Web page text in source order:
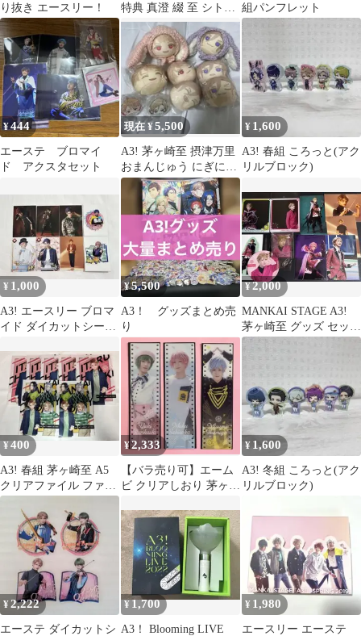
り抜き エースリー！
特典 真澄 綴 至 シトロ
ン 千景 春組
組パンフレット
¥444
エーステ ブロマイ
ド アクスタセット
現在 ¥5,500
A3! 茅ヶ崎至 摂津万里
おまんじゅう にぎにぎ
マスコット
¥ 1,600
A3! 春組 ころっと(アク
リルブロック)
¥ 1,000
A3! エースリー ブロマ
イド ダイカットシート
¥5,500
A3！ グッズまとめ売
り
¥2,000
MANKAI STAGE A3!
茅ヶ崎至 グッズ セット
エーステ 春組
¥400
A3! 春組 茅ヶ崎至 A5
クリアファイル ファミ
リーマート コラボ品 5
周年
¥2,333
【バラ売り可】エーム
ビ クリアしおり 茅ヶ崎
ト
¥ 1,600
A3! 冬組 ころっと(アク
リルブロック)
¥2,222
エーステ ダイカットシ
¥1,700
A3！ Blooming LIVE
¥ 1,980
エースリー エーステ